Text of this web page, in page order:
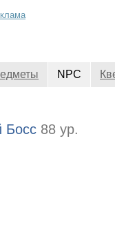
NPC
Босс 88 ур.